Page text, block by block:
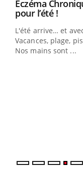
Youtube
Eczéma
pour l’été !
L'été arrive… et
Vacances, plage,
Nos mains sont ...